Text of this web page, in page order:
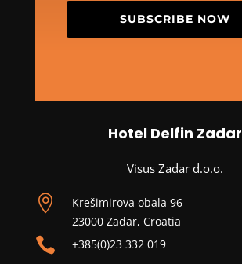
SUBSCRIBE NOW
Hotel Delfin Zadar
Visus Zadar d.o.o.

Krešimirova obala 96
23000 Zadar, Croatia
 +385(0)23 332 019